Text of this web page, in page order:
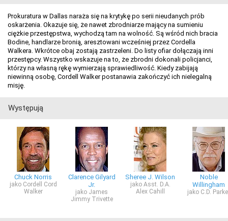
Prokuratura w Dallas naraża się na krytykę po serii nieudanych prób
oskarżenia. Okazuje się, że nawet zbrodniarze mający na sumieniu
ciężkie przestępstwa, wychodzą tam na wolność. Są wśród nich bracia
Bodine, handlarze bronią, aresztowani wcześniej przez Cordella
Walkera. Wkrótce obaj zostają zastrzeleni. Do listy ofiar dołączają inni
przestępcy. Wszystko wskazuje na to, że zbrodni dokonali policjanci,
którzy na własną rękę wymierzają sprawiedliwość. Kiedy zabijają
niewinną osobę, Cordell Walker postanawia zakończyć ich nielegalną
misję.
Występują
Chuck Norris
jako Cordell Cord
Walker
Clarence Gilyard
Jr.
jako James
Jimmy Trivette
Sheree J. Wilson
jako Asst. D.A.
Alex Cahill
Noble
Willingham
jako C.D.